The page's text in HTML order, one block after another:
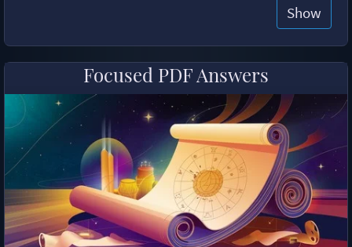
Show
Focused PDF Answers